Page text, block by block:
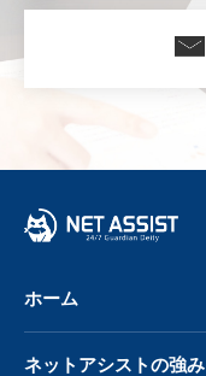
ホーム
ネットアシストの強み